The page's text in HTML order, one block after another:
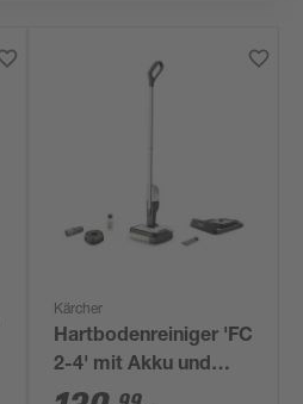
Kärcher
Hartbodenreiniger 'FC
2-4' mit Akku und
Ladegerät